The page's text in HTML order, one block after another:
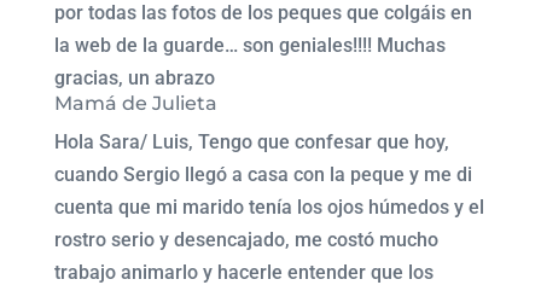
por todas las fotos de los peques que colgáis en
la web de la guarde… son geniales!!!! Muchas
gracias, un abrazo
Mamá de Julieta
Hola Sara/ Luis, Tengo que confesar que hoy,
cuando Sergio llegó a casa con la peque y me di
cuenta que mi marido tenía los ojos húmedos y el
rostro serio y desencajado, me costó mucho
trabajo animarlo y hacerle entender que los